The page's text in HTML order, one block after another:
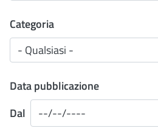
Categoria
Data pubblicazione
Dal